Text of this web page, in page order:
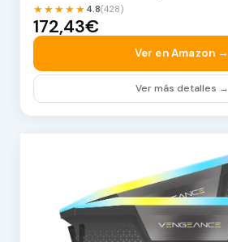
★★★★★ 4.8(428)
172,43€
Ver en Amazon →
Ver más detalles →